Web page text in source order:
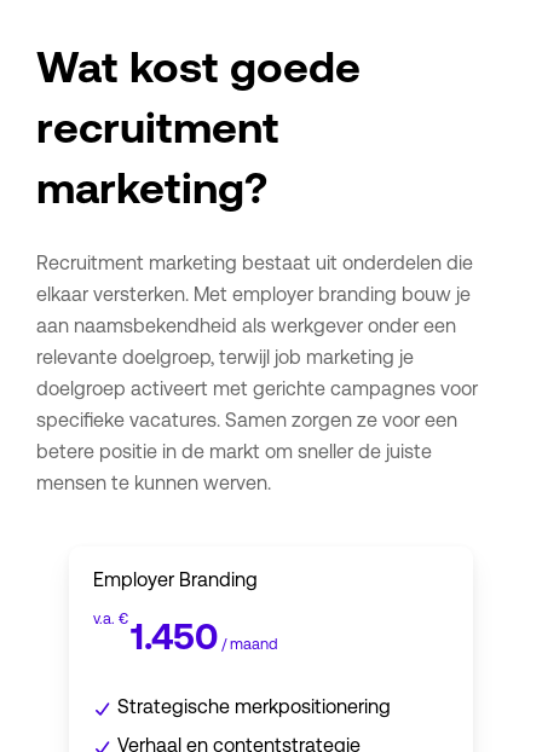
Wat kost goede
recruitment
marketing?
Recruitment marketing bestaat uit onderdelen die
elkaar versterken. Met employer branding bouw je
aan naamsbekendheid als werkgever onder een
relevante doelgroep, terwijl job marketing je
doelgroep activeert met gerichte campagnes voor
specifieke vacatures. Samen zorgen ze voor een
betere positie in de markt om sneller de juiste
mensen te kunnen werven.
Employer Branding
v.a. €1.450 / maand
Strategische merkpositionering
Verhaal en contentstrategie